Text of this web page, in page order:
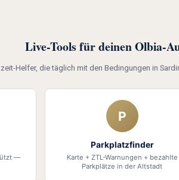
Live-Tools für deinen Olbia-
Helfer, die täglich mit den Bedingungen in
—
P
Parkplatzfinder
Karte + ZTL-Warnungen + bezahlte
Parkplätze in der Altstadt